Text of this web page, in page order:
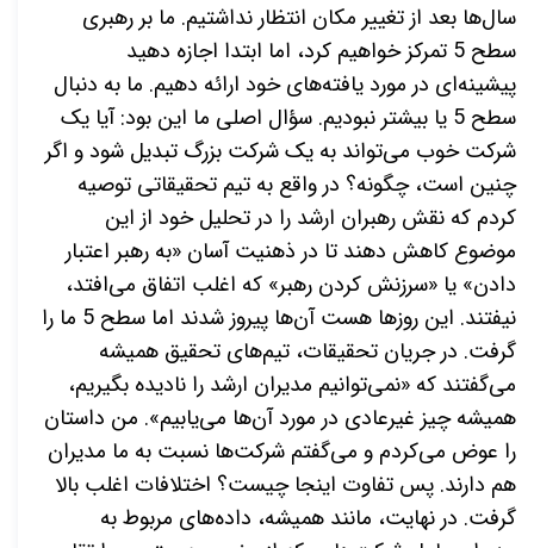
سال‌ها بعد از تغییر مکان انتظار نداشتیم. ما بر رهبری
سطح 5 تمرکز خواهیم کرد، اما ابتدا اجازه دهید
پیشینه‌ای در مورد یافته‌های خود ارائه دهیم. ما به دنبال
سطح 5 یا بیشتر نبودیم. سؤال اصلی ما این بود: آیا یک
شرکت خوب می‌تواند به یک شرکت بزرگ تبدیل شود و اگر
چنین است، چگونه؟ در واقع به تیم تحقیقاتی توصیه
کردم که نقش رهبران ارشد را در تحلیل خود از این
موضوع کاهش دهند تا در ذهنیت آسان «به رهبر اعتبار
دادن» یا «سرزنش کردن رهبر» که اغلب اتفاق می‌افتد،
نیفتند. این روزها هست آن‌ها پیروز شدند اما سطح 5 ما را
گرفت. در جریان تحقیقات، تیم‌های تحقیق همیشه
می‌گفتند که «نمی‌توانیم مدیران ارشد را نادیده بگیریم،
همیشه چیز غیرعادی در مورد آن‌ها می‌یابیم». من داستان
را عوض می‌کردم و می‌گفتم شرکت‌ها نسبت به ما مدیران
هم دارند. پس تفاوت اینجا چیست؟ اختلافات اغلب بالا
گرفت. در نهایت، مانند همیشه، داده‌های مربوط به